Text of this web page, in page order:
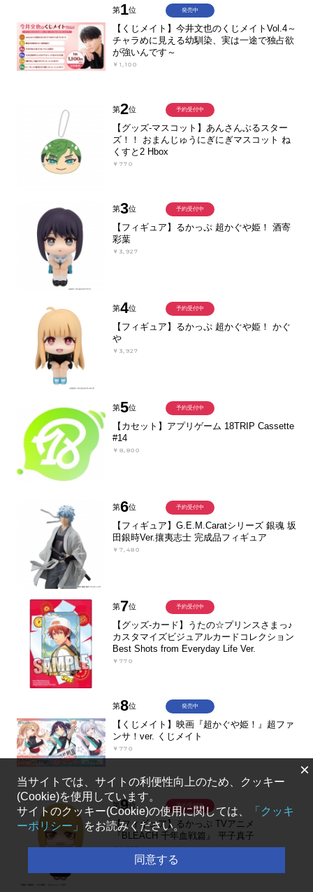
第1位
【くじメイト】今井文也のくじメイトVol.4～
チャラめに見える幼馴染、実は一途で独占欲
が強いんです～
￥1,100
発売中
第2位
【グッズ-マスコット】あんさんぶるスター
ズ！！ おまんじゅうにぎにぎマスコット ね
くすと2 Hbox
￥770
予約受付中
第3位
【フィギュア】るかっぷ 超かぐや姫！ 酒寄
彩葉
￥3,927
予約受付中
第4位
【フィギュア】るかっぷ 超かぐや姫！ かぐ
や
￥3,927
予約受付中
第5位
【カセット】アプリゲーム 18TRIP Cassette
#14
￥8,800
予約受付中
第6位
【フィギュア】G.E.M.Caratシリーズ 銀魂 坂
田銀時Ver.攘夷志士 完成品フィギュア
￥7,480
予約受付中
第7位
【グッズ-カード】うたの☆プリンスさまっ♪
カスタマイズビジュアルカードコレクション
Best Shots from Everyday Life Ver.
￥770
予約受付中
第8位
【くじメイト】映画『超かぐや姫！』超ファ
ンサ！ver. くじメイト
￥770
発売中
第9位
【フィギュア】るかっぷ TVアニメ
『BLEACH 千年血戦篇』 平子真子
￥4,020
予約受付中
×
当サイトでは、サイトの利便性向上のため、クッキー
(Cookie)を使用しています。
サイトのクッキー(Cookie)の使用に関しては、
「クッキ
ーポリシー」
をお読みください。
同意する